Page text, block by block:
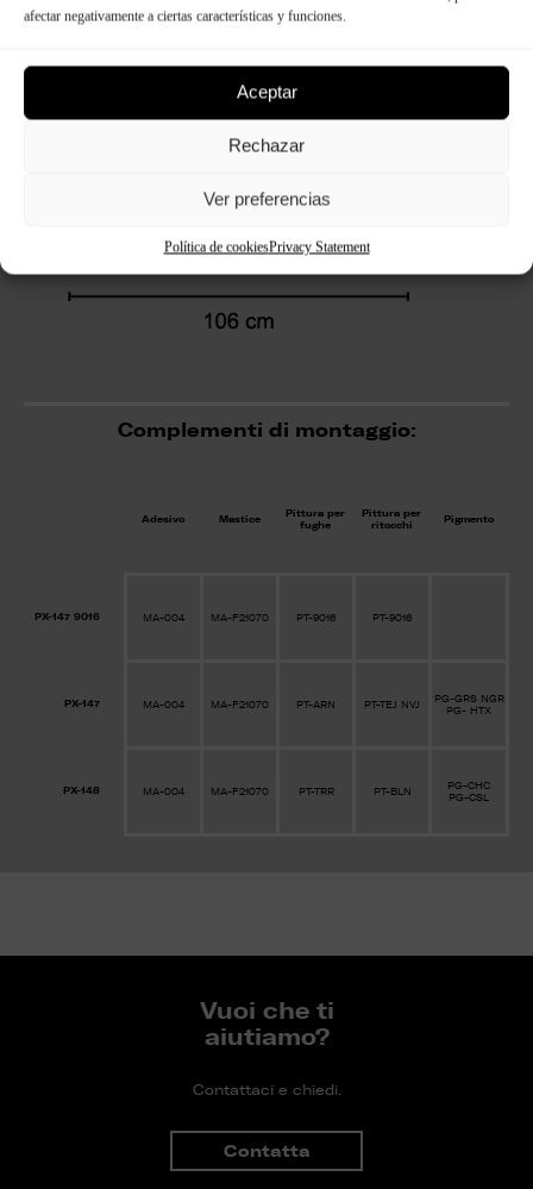
afectar negativamente a ciertas características y funciones.
Aceptar
Rechazar
Ver preferencias
Política de cookiesPrivacy Statement
Complementi di montaggio:
Adesivo Mastice
Pittura per
fughe
Pittura per
ritocchi
Pigmento
PX-147 9016 MA-004 MA-F21070 PT-9016 PT-9016
PX-147 MA-004 MA-F21070 PT-ARN PT-TEJ NVJ
PG-GRS NGR
PG- HTX
PX-148 MA-004 MA-F21070 PT-TRR PT-BLN
PG-CHC
PG-CSL
Vuoi che ti
aiutiamo?
Contattaci e chiedi.
Contatta